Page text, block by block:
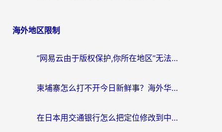
海外地区限制
“网易云由于版权保护,你所在地区”无法播放？海外党听国内音乐听书的加速器选择指南
柬埔寨怎么打不开今日新鲜事？海外华人追剧看新闻的加速器选择指南
在日本用交通银行怎么把定位修改到中国国内？海外党必备实用指南（附追剧支付社交全解）